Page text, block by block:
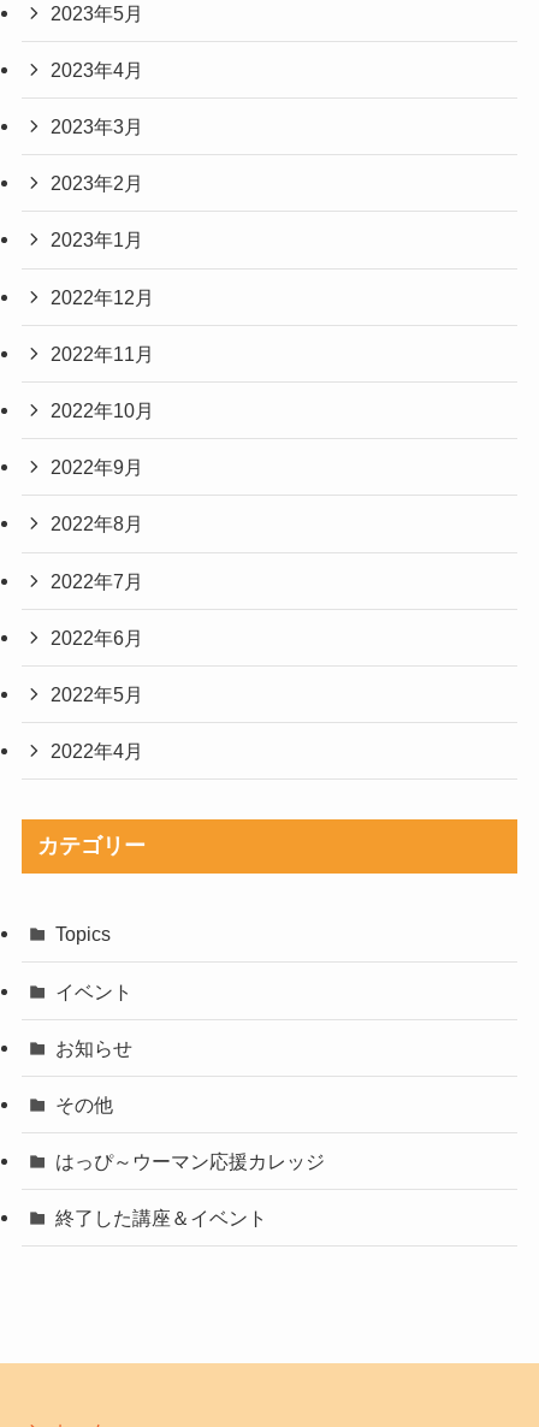
2023年5月
2023年4月
2023年3月
2023年2月
2023年1月
2022年12月
2022年11月
2022年10月
2022年9月
2022年8月
2022年7月
2022年6月
2022年5月
2022年4月
カテゴリー
Topics
イベント
お知らせ
その他
はっぴ～ウーマン応援カレッジ
終了した講座＆イベント